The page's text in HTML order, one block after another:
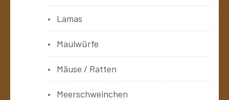
Lamas
Maulwürfe
Mäuse / Ratten
Meerschweinchen